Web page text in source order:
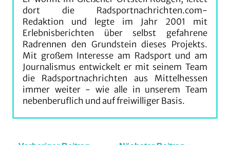
dort die Radsportnachrichten.com-
Redaktion und legte im Jahr 2001 mit
Erlebnisberichten über selbst gefahrene
Radrennen den Grundstein dieses Projekts.
Mit großem Interesse am Radsport und am
Journalismus entwickelt er mit seinem Team
die Radsportnachrichten aus Mittelhessen
immer weiter - wie alle in unserem Team
nebenberuflich und auf freiwilliger Basis.